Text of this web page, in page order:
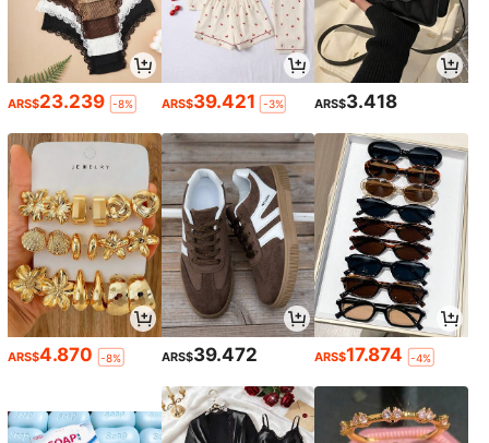
ARS$23.239 -8% ARS$39.421 -3% ARS$3.418
ARS$4.870 -8% ARS$39.472 ARS$17.874 -4%